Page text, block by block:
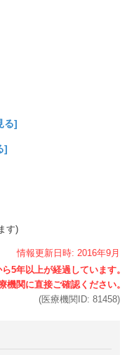
る]
]
す)
情報更新日時: 2016年9月
(医療機関ID: 81458)